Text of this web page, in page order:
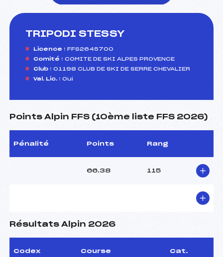
TRIPODI STESSY
Licence : FFS2645700
Comité : COMITE DE SKI ALPES PROVENCE
Club : 01198 CLUB DE SKI DE SERRE CHEVALIER
Val. Lic. : Oui
Points Alpin FFS (10ème liste FFS 2026)
Pénalité Points Rang
66.38 115
Résultats Alpin 2026
Codex Course Cat.